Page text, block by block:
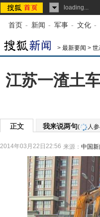
loading...
首页 - 新闻 - 军事 - 文化 -
> 最新要闻 > 世
江苏一渣土
正文 我来说两句( 人
2014年03月22日22:56 来源： 中国新